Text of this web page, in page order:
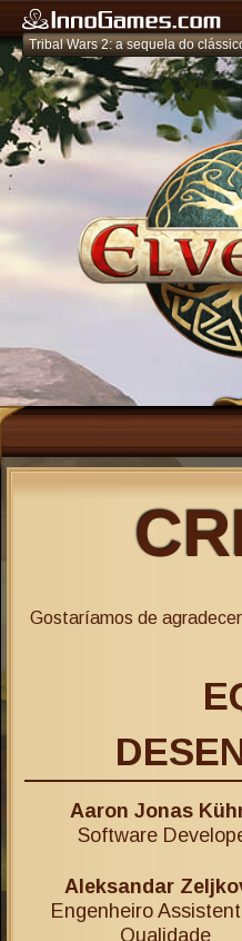
Tribal Wars 2: a sequela do
Grepolis – Construa o seu império
Gostaríamos de
Aaron Jonas
Software
Aleksandar
Engenheiro
Qualidade